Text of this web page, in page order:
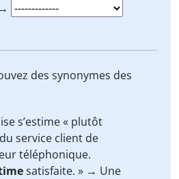
des synonymes des
s’estime« plutôt
service client de
téléphonique.
satisfaite. » → Une